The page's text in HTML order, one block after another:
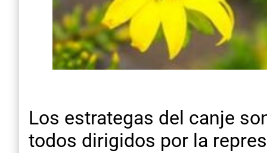
Los estrategas del canje
todos dirigidos por la